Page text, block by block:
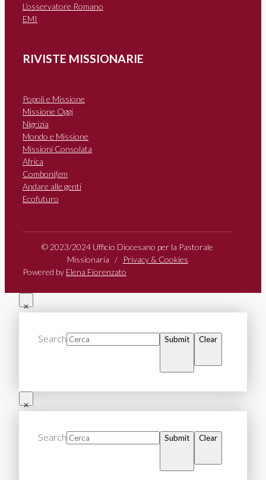
L’osservatore Romano
EMI
RIVISTE MISSIONARIE
Popoli e Missione
Missione Oggi
Nigrizia
Mondo e Missione
Missioni Consolata
Africa
Combonifem
Andare alle genti
Ecofuturo
© 2023/2024 Ufficio Diocesano per la Pastorale
Missionaria /
Privacy & Cookies
Powered by Elena Fiorenzato
Search Submit Clear
Search Submit Clear